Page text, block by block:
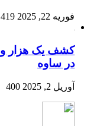
فوریه 22, 2025 419
در ساوه
آوریل 2, 2025 400